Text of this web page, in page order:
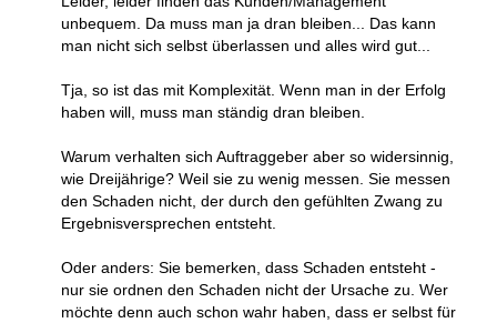
unbequem. Da muss man ja dran bleiben... Das kann
man nicht sich selbst überlassen und alles wird gut...
Tja, so ist das mit Komplexität. Wenn man in der Erfolg
haben will, muss man ständig dran bleiben.
Warum verhalten sich Auftraggeber aber so widersinnig,
wie Dreijährige? Weil sie zu wenig messen. Sie messen
den Schaden nicht, der durch den gefühlten Zwang zu
Ergebnisversprechen entsteht.
Oder anders: Sie bemerken, dass Schaden entsteht -
nur sie ordnen den Schaden nicht der Ursache zu. Wer
möchte denn auch schon wahr haben, dass er selbst für